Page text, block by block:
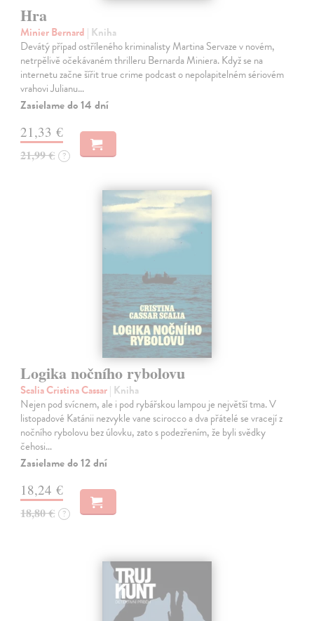
Hra
Minier Bernard | Kniha
Devátý případ ostříleného kriminalisty Martina Servaze v novém,
netrpělivě očekávaném thrilleru Bernarda Miniera. Když se na
internetu začne šířit true crime podcast o nepolapitelném sériovém
vrahovi Julianu…
Zasielame do 14 dní
21,33 €
21,99 € ?
Logika nočního rybolovu
Scalia Cristina Cassar| Kniha
Nejen pod svícnem, ale i pod rybářskou lampou je největší tma. V
listopadové Katánii nezvykle vane scirocco a dva přátelé se vracejí z
nočního rybolovu bez úlovku, zato s podezřením, že byli svědky
čehosi…
Zasielame do 12 dní
18,24 €
18,80 € ?